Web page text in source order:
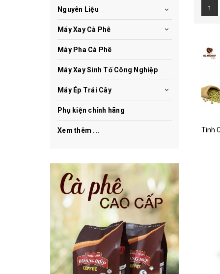
1
Nguyên Liệu
Máy Xay Cà Phê
Máy Pha Cà Phê
Máy Xay Sinh Tố Công Nghiệp
Máy Ép Trái Cây
Phụ kiện chính hãng
Xem thêm ...